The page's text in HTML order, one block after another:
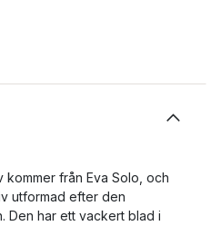
från Eva Solo, och
utformad efter den
Den har ett vackert blad i